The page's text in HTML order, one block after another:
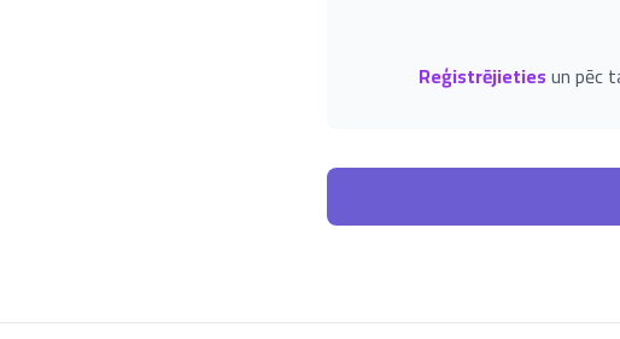
Reģistrējietiesun pēc